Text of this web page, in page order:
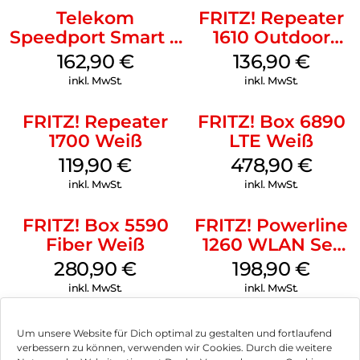
Um unsere Website für Dich optimal zu gestalten und fortlaufend
verbessern zu können, verwenden wir Cookies. Durch die weitere
per Smartphone an Wiedergabegeräte verteilt werden. Die
FRITZ!Box 4050 ist damit eine leistungsstarke Plattform für
vernetzte Multimedia-Anwendungen wie IPTV, Video on
Demand oder 4K-Streaming.
Telekom
Speedport Smart 4
R2 Schwarz
162,90 €
inkl. MwSt.
FRITZ! Repeater
1610 Outdoor
Weiß
136,90 €
inkl. MwSt.
FRITZ! Repeater
1700 Weiß
119,90€
inkl. MwSt.
FRITZ! Box 6890
LTE Weiß
478,90 €
inkl. MwSt.
FRITZ! Box 5590
Fiber Weiß
280,90€
inkl. MwSt.
FRITZ! Powerline
1260 WLAN Set
Weiß
198,90€
inkl. MwSt.